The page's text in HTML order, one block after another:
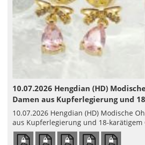
10.07.2026 Hengdian (HD)
Damen aus Kupferlegierung und
10.07.2026 Hengdian (HD) Modische
aus Kupferlegierung und 18-karätigem